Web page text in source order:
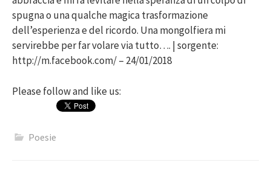
spugna o una qualche magica trasformazione
dell’esperienza e del ricordo. Una mongolfiera mi
servirebbe per far volare via tutto…. | sorgente:
http://m.facebook.com/ – 24/01/2018
Please follow and like us:
Poesie